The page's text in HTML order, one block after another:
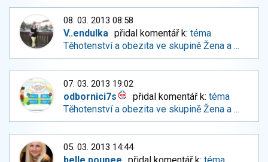
08. 03. 2013 08:58
V..endulka přidal komentář k:téma
Těhotenství a obezita ve skupině Žena a ...
07. 03. 2013 19:02
odbornici7s přidal komentář k:téma
Těhotenství a obezita ve skupině Žena a ...
05. 03. 2013 14:44